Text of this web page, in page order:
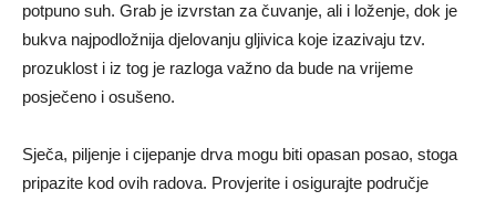
potpuno suh. Grab je izvrstan za čuvanje, ali i loženje, dok je
bukva najpodložnija djelovanju gljivica koje izazivaju tzv.
prozuklost i iz tog je razloga važno da bude na vrijeme
posječeno i osušeno.
Sječa, piljenje i cijepanje drva mogu biti opasan posao, stoga
pripazite kod ovih radova. Provjerite i osigurajte područje